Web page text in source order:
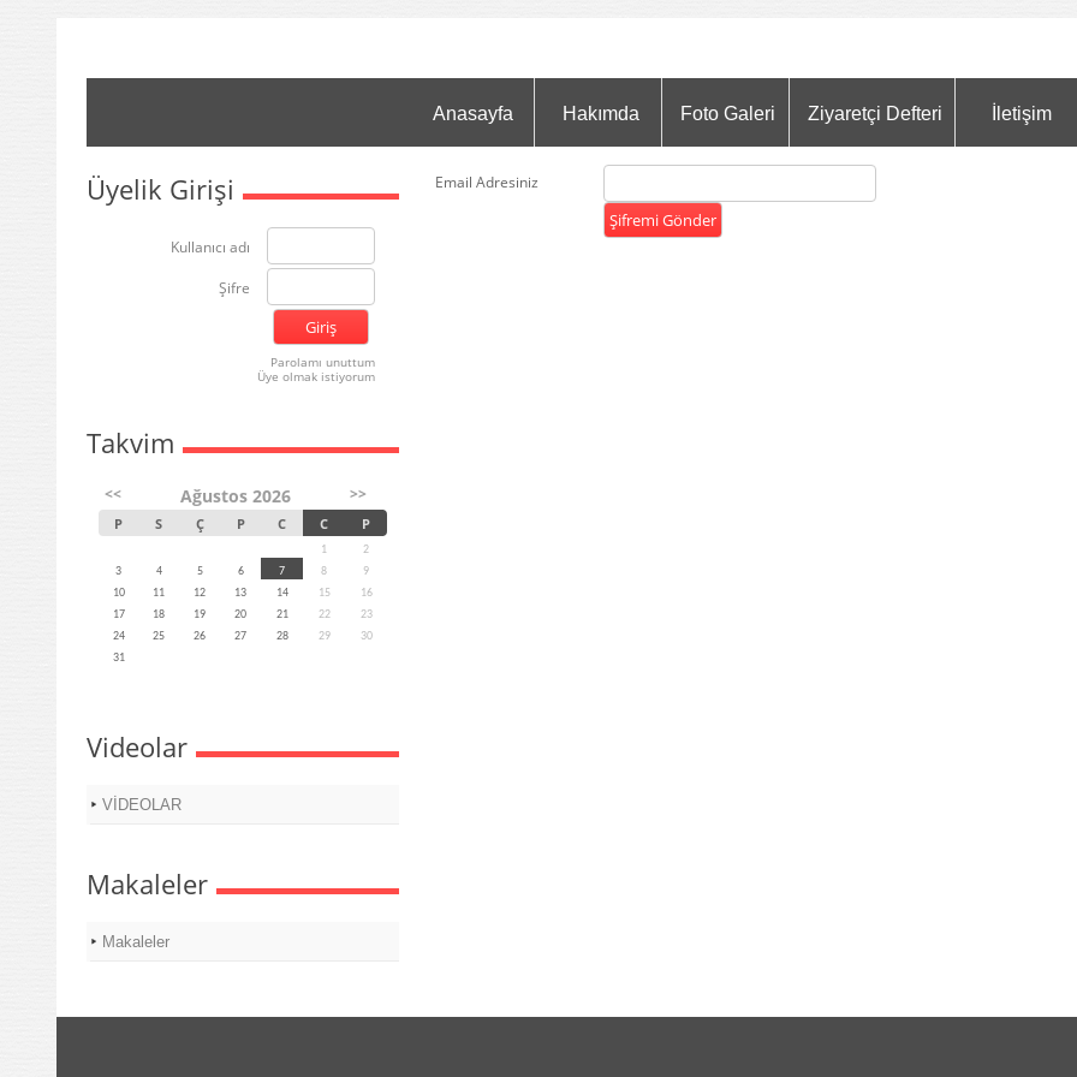
Anasayfa Hakımda Foto Galeri Ziyaretçi Defteri İletişim
Üyelik Girişi
Kullanıcı adı
Şifre
Parolamı unuttum
Üye olmak istiyorum
Takvim
<< Ağustos 2026 >>
P S Ç P C C P
1
2
3
4 5 6 7 8
9
10
11 12 13 14 15
16
17
18 19 20 21 22
23
24
25 26 27 28 29
30
31
Videolar
VİDEOLAR
Makaleler
Makaleler
Email Adresiniz